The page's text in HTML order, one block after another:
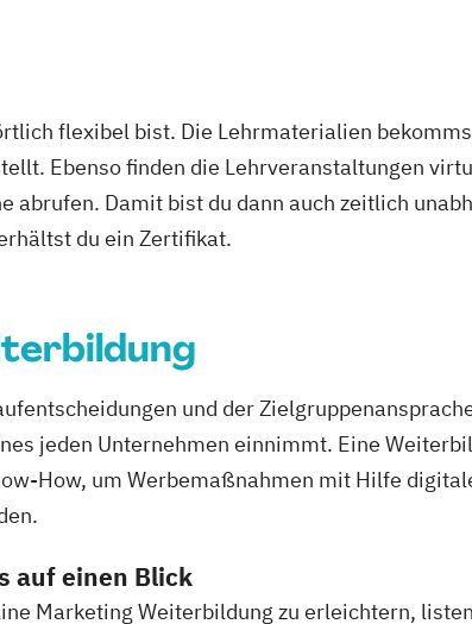
flexibel bist. Die Lehrmaterialien
Ebenso finden die Lehrveranstaltungen
abrufen. Damit bist du dann auch zeitlich
du ein Zertifikat.
und der
jeden Unternehmen einnimmt. Eine
How, um Werbemaßnahmen mit Hilfe
auf einen Blick
Marketing Weiterbildung zu erleichtern,